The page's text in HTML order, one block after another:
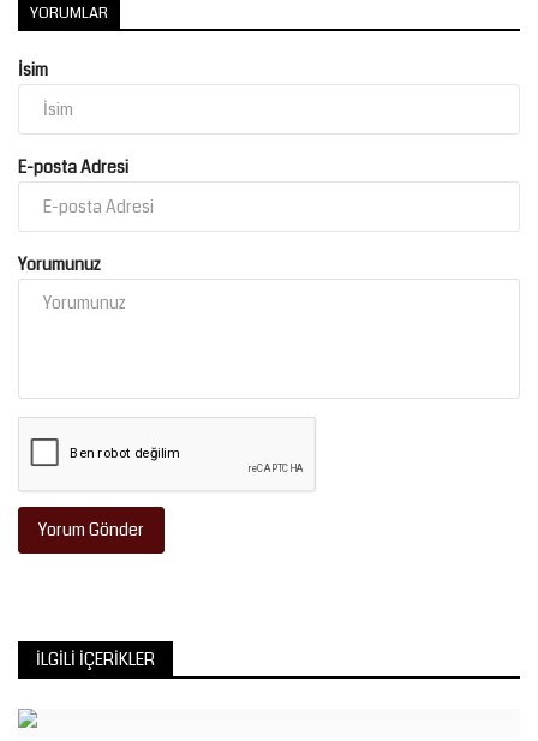
YORUMLAR
İsim
E-posta Adresi
Yorumunuz
Yorum Gönder
İLGILI İÇERIKLER